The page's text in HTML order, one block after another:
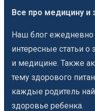
Все про медицину и
Наш блог
интересные статьи о
и медицине. Также
тему здорового
каждые родитель
здоровье ребенка.